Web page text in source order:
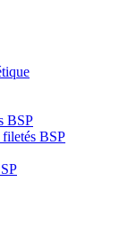
BSP
BSP